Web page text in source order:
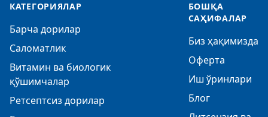
КАТЕГОРИЯЛАР
Барча дорилар
Саломатлик
Витамин ва биологик
қўшимчалар
Ретсептсиз дорилар
БОШҚА
САҲИФАЛАР
Биз ҳақимизда
Оферта
Иш ўринлари
Блог